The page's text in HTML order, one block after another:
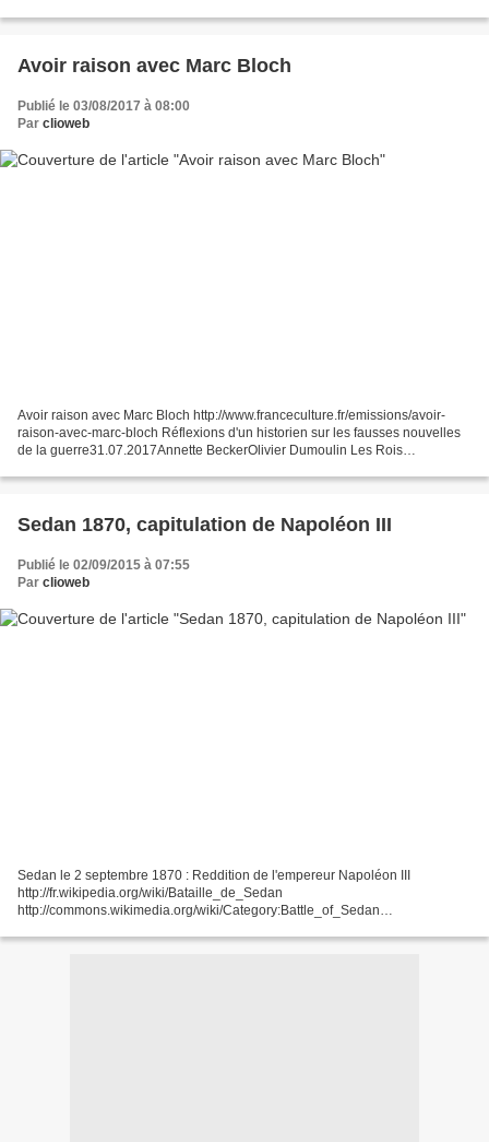
Avoir raison avec Marc Bloch
Publié le 03/08/2017 à 08:00
Par clioweb
Avoir raison avec Marc Bloch http://www.franceculture.fr/emissions/avoir-
raison-avec-marc-bloch Réflexions d'un historien sur les fausses nouvelles
de la guerre31.07.2017Annette BeckerOlivier Dumoulin Les Rois
Sedan 1870, capitulation de Napoléon III
Publié le 02/09/2015 à 07:55
Par clioweb
Sedan le 2 septembre 1870 : Reddition de l'empereur Napoléon III
http://fr.wikipedia.org/wiki/Bataille_de_Sedan
http://commons.wikimedia.org/wiki/Category:Battle_of_Sedan
http://fr.wikipedia.org/wiki/Catégorie:Mémoire_de_la_Guerre_franco-